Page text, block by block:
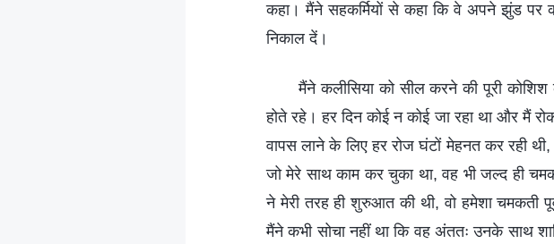
कहा। मैंने सहकर्मियों से कहा कि वे अपने झुंड पर
निकाल दें।
मैंने कलीसिया को सील करने की पूरी
होते रहे। हर दिन कोई न कोई जा रहा था और मैं
वापस लाने के लिए हर रोज घंटों मेहनत कर रही थी,
जो मेरे साथ काम कर चुका था, वह भी जल्द ही
ने मेरी तरह ही शुरुआत की थी, वो हमेशा चमकती
मैंने कभी सोचा नहीं था कि वह अंततः उनके साथ